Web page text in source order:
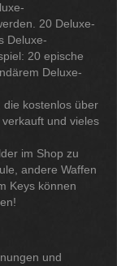
20 Deluxe-
Deluxe-
20 epische
Deluxe-
die kostenlos über
und vieles
im Shop zu
andere Waffen
Keys können
und